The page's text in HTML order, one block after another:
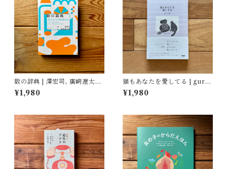
数の辞典 | 澤宏司, 廣﨑遼太朗
(イラスト)
¥1,980
猫もあなたを愛してる | gurur
i (編)
¥1,980